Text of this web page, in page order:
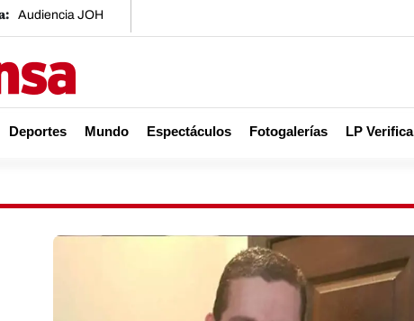
Audiencia JOH
Deportes Mundo Espectáculos Fotogalerías LP Verifica